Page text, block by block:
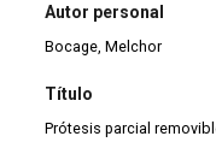
Autor personal
Bocage, Melchor
Título
Prótesis parcial